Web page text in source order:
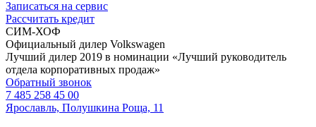
Записаться на сервис
Рассчитать кредит
СИМ-ХОФ
Официальный дилер Volkswagen
Лучший дилер 2019 в номинации «Лучший руководитель
отдела корпоративных продаж»
Обратный звонок
7 485 258 45 00
Ярославль, Полушкина Роща, 11